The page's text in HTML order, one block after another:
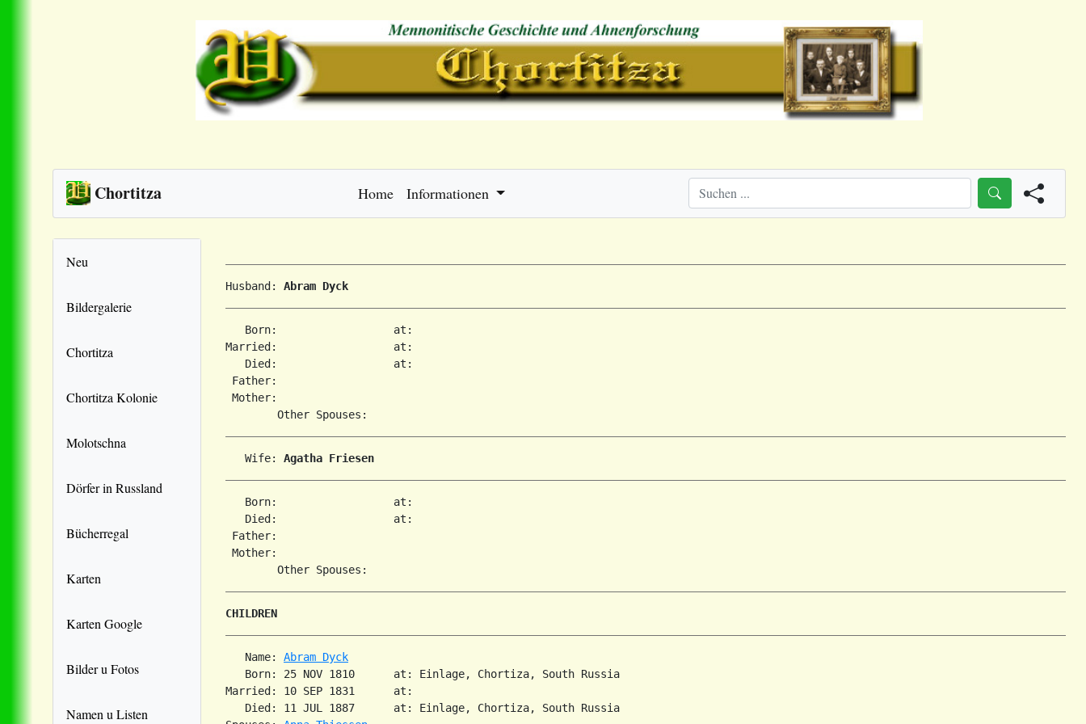
Chortitza Home Informationen
Neu
Bildergalerie
Chortitza
Chortitza Kolonie
Molotschna
Dörfer in Russland
Bücherregal
Karten
Karten Google
Bilder u Fotos
Namen u Listen
Husband: Abram Dyck
   Born:                  at:
Married:                  at:
   Died:                  at:
Father:
Mother:
   Wife:
Agatha Friesen
   Born:                  at:
   Died:                  at:
Father:
Mother:
CHILDREN
   Name:
Abram Dyck
   Born: 25 NOV 1810      at: Einlage, Chortiza, South Russia
Married: 10 SEP 1831      at:
   Died: 11 JUL 1887      at: Einlage, Chortiza, South Russia